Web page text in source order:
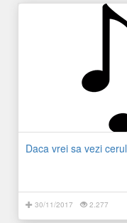
Daca vrei sa vezi cerul
30/11/2017 2.277